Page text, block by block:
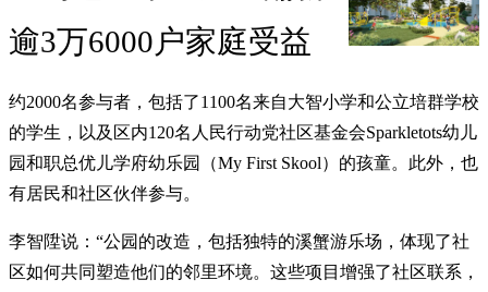
逾3万6000户家庭受益
约2000名参与者，包括了1100名来自大智小学和公立培群学校
的学生，以及区内120名人民行动党社区基金会Sparkletots幼儿
园和职总优儿学府幼乐园（My First Skool）的孩童。此外，也
有居民和社区伙伴参与。
李智陞说：“公园的改造，包括独特的溪蟹游乐场，体现了社
区如何共同塑造他们的邻里环境。这些项目增强了社区联系，